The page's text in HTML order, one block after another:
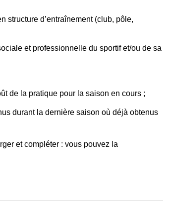
structure d’entraînement (club, pôle,
et professionnelle du sportif et/ou de sa
de la pratique pour la saison en cours ;
durant la dernière saison où déjà obtenus
et compléter : vous pouvez la